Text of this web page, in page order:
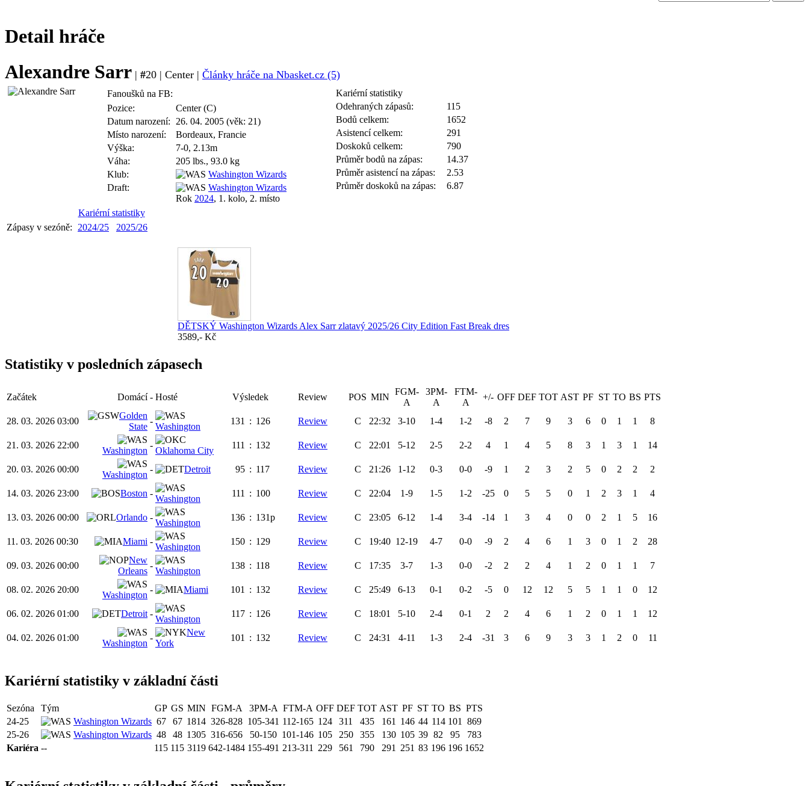
Detail hráče
Alexandre Sarr | #20 | Center | Články hráče na Nbasket.cz (5)
Fanoušků na FB:
Pozice:
Center (C)
Datum narození:
26. 04. 2005 (věk: 21)
Místo narození:
Bordeaux, Francie
Výška:
7-0, 2.13m
Váha:
205 lbs., 93.0 kg
Klub:
Washington Wizards
Draft:
Washington Wizards
Rok 2024, 1. kolo, 2. místo
Kariérní statistiky
Odehraných zápasů:
115
Bodů celkem:
1652
Asistencí celkem:
291
Doskoků celkem:
790
Průměr bodů na zápas:
14.37
Průměr asistencí na zápas:
2.53
Průměr doskoků na zápas:
6.87
Kariérní statistiky
Zápasy v sezóně:
2024/25 2025/26
DĚTSKÝ Washington Wizards Alex Sarr zlatavý 2025/26 City Edition Fast Break dres
3589,- Kč
Statistiky v posledních zápasech
Začátek Domácí - Hosté Výsledek Review POS MIN
FGM-
A
3PM-
A
FTM-
A
+/- OFF DEF TOT AST PF ST TO BS PTS
28. 03. 2026 03:00
Golden
State
-
Washington
131 : 126 Review C 22:32 3-10 1-4 1-2 -8 2 7 9 3 6 0 1 1 8
21. 03. 2026 22:00
Washington
-
Oklahoma City
111 : 132 Review C 22:01 5-12 2-5 2-2 4 1 4 5 8 3 1 3 1 14
20. 03. 2026 00:00
Washington
- Detroit 95 : 117 Review C 21:26 1-12 0-3 0-0 -9 1 2 3 2 5 0 2 2 2
14. 03. 2026 23:00 Boston -
Washington
111 : 100 Review C 22:04 1-9 1-5 1-2 -25 0 5 5 0 1 2 3 1 4
13. 03. 2026 00:00 Orlando -
Washington
136 : 131p Review C 23:05 6-12 1-4 3-4 -14 1 3 4 0 0 2 1 5 16
11. 03. 2026 00:30 Miami -
Washington
150 : 129 Review C 19:40 12-19 4-7 0-0 -9 2 4 6 1 3 0 1 2 28
09. 03. 2026 00:00
New
Orleans
-
Washington
138 : 118 Review C 17:35 3-7 1-3 0-0 -2 2 2 4 1 2 0 1 1 7
08. 02. 2026 20:00
Washington
- Miami 101 : 132 Review C 25:49 6-13 0-1 0-2 -5 0 12 12 5 5 1 1 0 12
06. 02. 2026 01:00 Detroit -
Washington
117 : 126 Review C 18:01 5-10 2-4 0-1 2 2 4 6 1 2 0 1 1 12
04. 02. 2026 01:00
Washington
-
New
York
101 : 132 Review C 24:31 4-11 1-3 2-4 -31 3 6 9 3 3 1 2 0 11
Kariérní statistiky v základní části
Sezóna Tým GP GS MIN FGM-A 3PM-A FTM-A OFF DEF TOT AST PF ST TO BS PTS
24-25
Washington Wizards 67 67 1814 326-828 105-341 112-165 124 311 435 161 146 44 114 101
869
25-26
Washington Wizards 48 48 1305 316-656 50-150 101-146 105 250 355 130 105 39 82 95
783
Kariéra -- 115 115 3119 642-1484 155-491 213-311 229 561 790 291 251 83 196 196 1652